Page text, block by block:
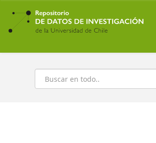
Ir
contenido
principal
Buscar